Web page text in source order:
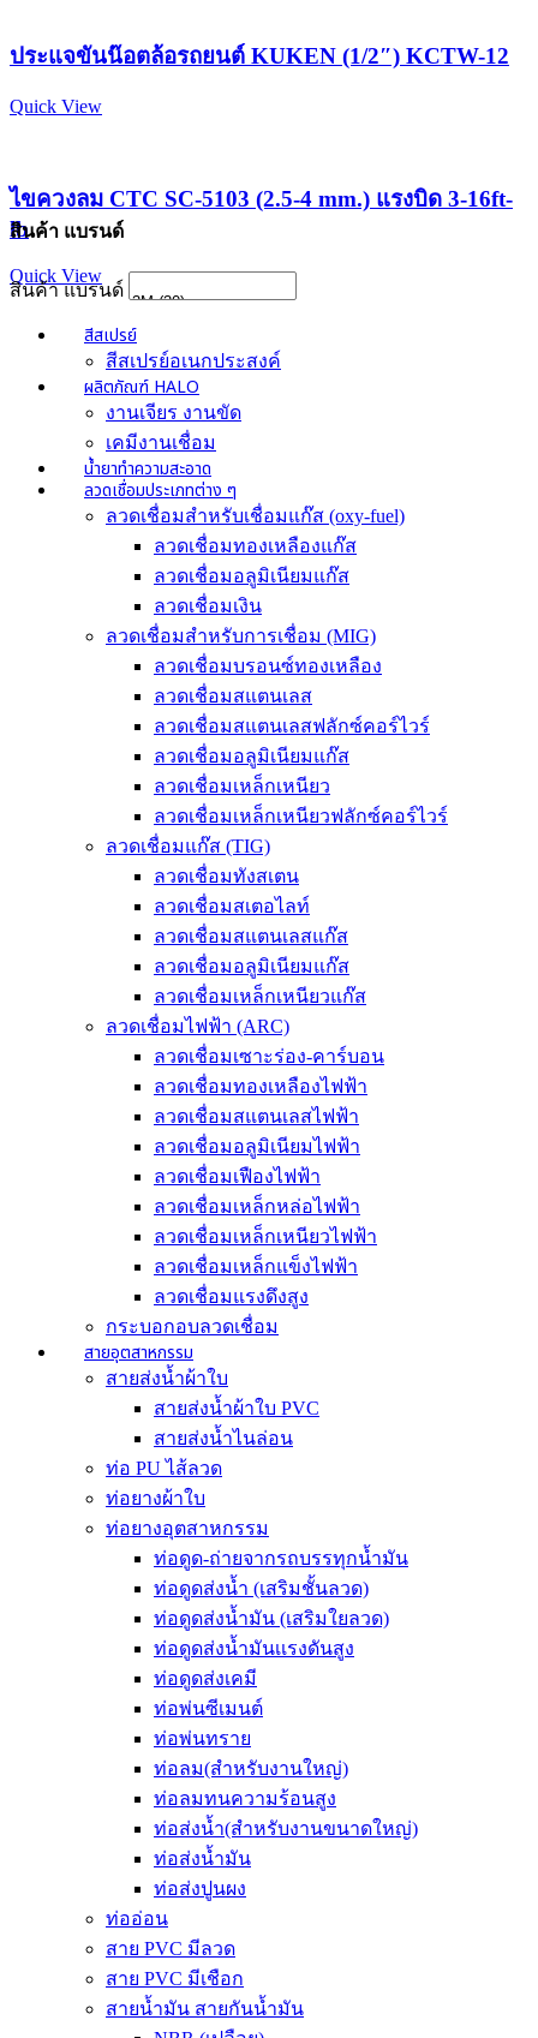
ประแจขันน๊อตล้อรถยนต์ KUKEN (1/2″) KCTW-12
Quick View
ไขควงลม CTC SC-5103 (2.5-4 mm.) แรงบิด 3-16ft-
lb
Quick View
สินค้า แบรนด์
สินค้า แบรนด์
สีสเปรย์
สีสเปรย์อเนกประสงค์
ผลิตภัณฑ์ HALO
งานเจียร งานขัด
เคมีงานเชื่อม
น้ำยาทำความสะอาด
ลวดเชื่อมประเภทต่าง ๆ
ลวดเชื่อมสำหรับเชื่อมแก๊ส (oxy-fuel)
ลวดเชื่อมทองเหลืองแก๊ส
ลวดเชื่อมอลูมิเนียมแก๊ส
ลวดเชื่อมเงิน
ลวดเชื่อมสำหรับการเชื่อม (MIG)
ลวดเชื่อมบรอนซ์ทองเหลือง
ลวดเชื่อมสแตนเลส
ลวดเชื่อมสแตนเลสฟลักซ์คอร์ไวร์
ลวดเชื่อมอลูมิเนียมแก๊ส
ลวดเชื่อมเหล็กเหนียว
ลวดเชื่อมเหล็กเหนียวฟลักซ์คอร์ไวร์
ลวดเชื่อมแก๊ส (TIG)
ลวดเชื่อมทังสเตน
ลวดเชื่อมสเตอไลท์
ลวดเชื่อมสแตนเลสแก๊ส
ลวดเชื่อมอลูมิเนียมแก๊ส
ลวดเชื่อมเหล็กเหนียวแก๊ส
ลวดเชื่อมไฟฟ้า (ARC)
ลวดเชื่อมเซาะร่อง-คาร์บอน
ลวดเชื่อมทองเหลืองไฟฟ้า
ลวดเชื่อมสแตนเลสไฟฟ้า
ลวดเชื่อมอลูมิเนียมไฟฟ้า
ลวดเชื่อมเฟืองไฟฟ้า
ลวดเชื่อมเหล็กหล่อไฟฟ้า
ลวดเชื่อมเหล็กเหนียวไฟฟ้า
ลวดเชื่อมเหล็กแข็งไฟฟ้า
ลวดเชื่อมแรงดึงสูง
กระบอกอบลวดเชื่อม
สายอุตสาหกรรม
สายส่งน้ำผ้าใบ
สายส่งน้ำผ้าใบ PVC
สายส่งน้ำไนล่อน
ท่อ PU ไส้ลวด
ท่อยางผ้าใบ
ท่อยางอุตสาหกรรม
ท่อดูด-ถ่ายจากรถบรรทุกน้ำมัน
ท่อดูดส่งน้ำ (เสริมชั้นลวด)
ท่อดูดส่งน้ำมัน (เสริมใยลวด)
ท่อดูดส่งน้ำมันเเรงดันสูง
ท่อดูดส่งเคมี
ท่อพ่นซีเมนต์
ท่อพ่นทราย
ท่อลม(สำหรับงานใหญ่)
ท่อลมทนความร้อนสูง
ท่อส่งน้ำ(สำหรับงานขนาดใหญ่)
ท่อส่งน้ำมัน
ท่อส่งปูนผง
ท่ออ่อน
สาย PVC มีลวด
สาย PVC มีเชือก
สายน้ำมัน สายกันน้ำมัน